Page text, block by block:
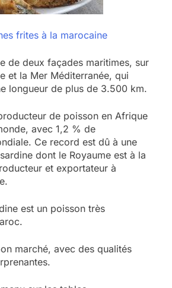
frites à la marocaine
de deux façades maritimes, sur
et la Mer Méditerranée, qui
longueur de plus de 3.500 km.
de poisson en Afrique
avec 1,2 % de
Ce record est dû à une
dont le Royaume est à la
et exportateur à
est un poisson très
marché, avec des qualités